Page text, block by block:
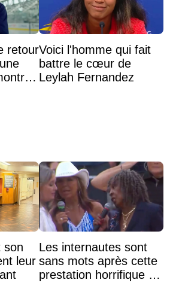
retourVoici l'homme qui fait
battre le cœur de
Leylah Fernandez
son
leur
Les internautes sont
sans mots après cette
prestation horrifique de